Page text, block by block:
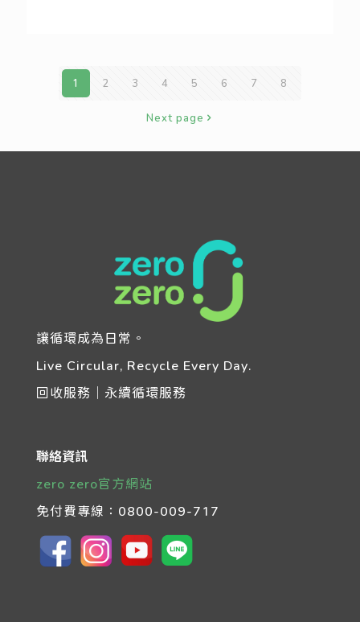
1 2 3 4 5 6 7 8
Next page
讓循環成為日常。
Live Circular, Recycle Every Day.
回收服務｜永續循環服務
聯絡資訊
zero zero官方網站
免付費專線： 0800-009-717